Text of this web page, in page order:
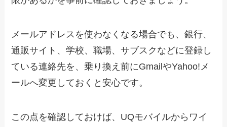
メールアドレスを使わなくなる場合でも、銀行、
通販サイト、学校、職場、サブスクなどに登録し
ている連絡先を、乗り換え前にGmailやYahoo!メ
ールへ変更しておくと安心です。
この点を確認しておけば、UQモバイルからワイ